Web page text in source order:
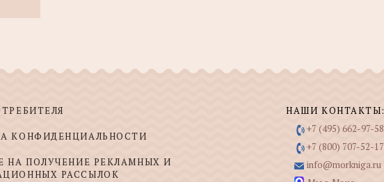
КОНФИДЕНЦИАЛЬНОСТИ
НА ПОЛУЧЕНИЕ РЕКЛАМНЫХ И
РАССЫЛОК
НАШИ КОНТАКТЫ:
+7 (495) 662-97-58
+7 (800) 707-52-17
info@morkniga.ru